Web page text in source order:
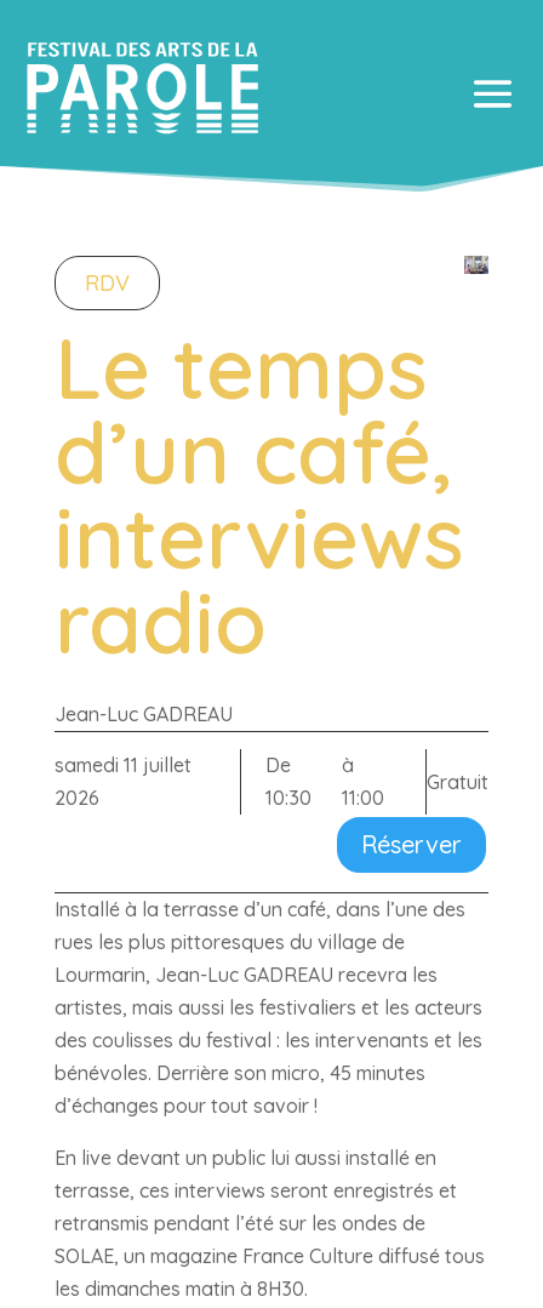
RDV
Le temps
d’un café,
interviews
radio
Jean-Luc GADREAU
samedi 11 juillet
2026
De
10:30
à
11:00
Gratuit
Réserver
Installé à la terrasse d’un café, dans l’une des
rues les plus pittoresques du village de
Lourmarin, Jean-Luc GADREAU recevra les
artistes, mais aussi les festivaliers et les acteurs
des coulisses du festival : les intervenants et les
bénévoles. Derrière son micro, 45 minutes
d’échanges pour tout savoir !
En live devant un public lui aussi installé en
terrasse, ces interviews seront enregistrés et
retransmis pendant l’été sur les ondes de
SOLAE, un magazine France Culture diffusé tous
les dimanches matin à 8H30.